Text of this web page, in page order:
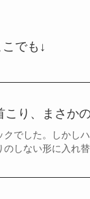
でも↓
こり、まさか
でした。しかし
しない形に入れ